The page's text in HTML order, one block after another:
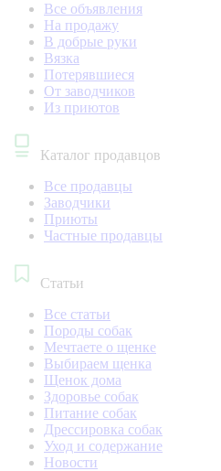
Все объявления
На продажу
В добрые руки
Вязка
Потерявшиеся
От заводчиков
Из приютов
Каталог продавцов
Все продавцы
Заводчики
Приюты
Частные продавцы
Статьи
Все статьи
Породы собак
Мечтаете о щенке
Выбираем щенка
Щенок дома
Здоровье собак
Питание собак
Дрессировка собак
Уход и содержание
Новости